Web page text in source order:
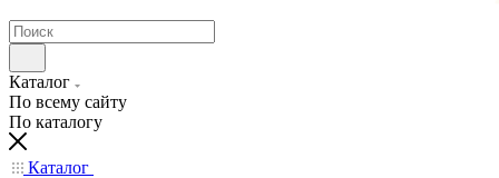
Каталог
По всему сайту
По каталогу
Каталог